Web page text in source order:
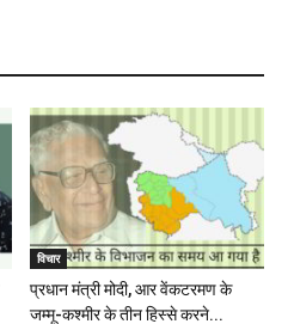
विचार
प्रधान मंत्री मोदी, आर वेंकटरमण के
जम्मू-कश्मीर के तीन हिस्से करने...